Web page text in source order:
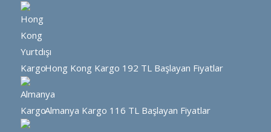
Hong Kong Kargo 192 TL Başlayan Fiyatlar
Almanya Kargo 116 TL Başlayan Fiyatlar